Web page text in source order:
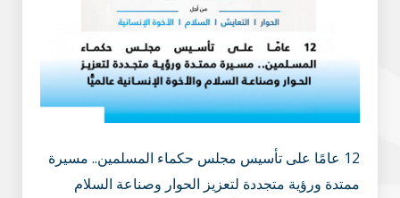
12 عامًا على تأسيس مجلس حكماء المسلمين.. مسيرة
ممتدة ورؤية متجددة لتعزيز الحوار وصناعة السلام